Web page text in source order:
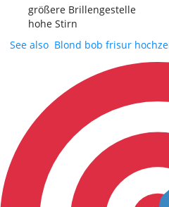
größere Brillengestelle
hohe Stirn
See also Blond bob frisur